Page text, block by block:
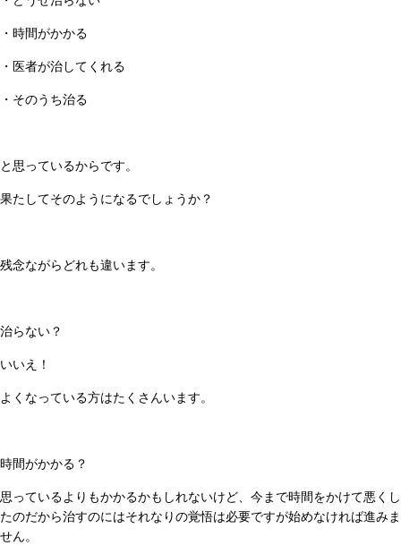
・時間がかかる
・医者が治してくれる
・そのうち治る
と思っているからです。
果たしてそのようになるでしょうか？
残念ながらどれも違います。
治らない？
いいえ！
よくなっている方はたくさんいます。
時間がかかる？
思っているよりもかかるかもしれないけど、今まで時間をかけて悪くし
たのだから治すのにはそれなりの覚悟は必要ですが始めなければ進みま
せん。